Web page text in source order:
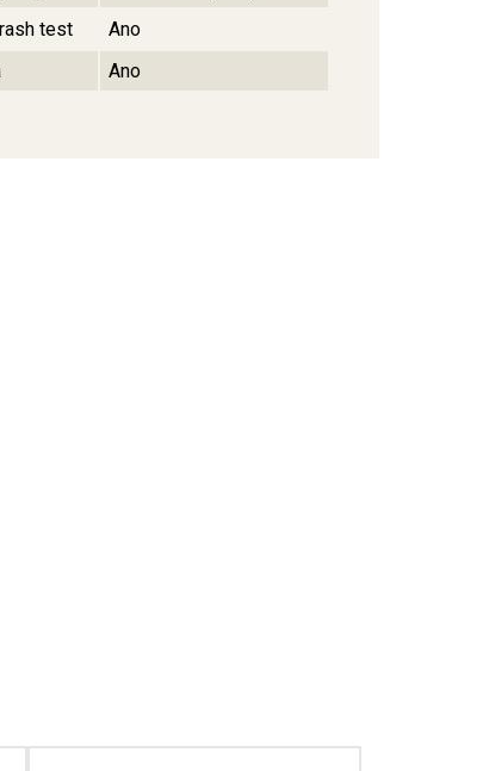
test
Ano
Ano